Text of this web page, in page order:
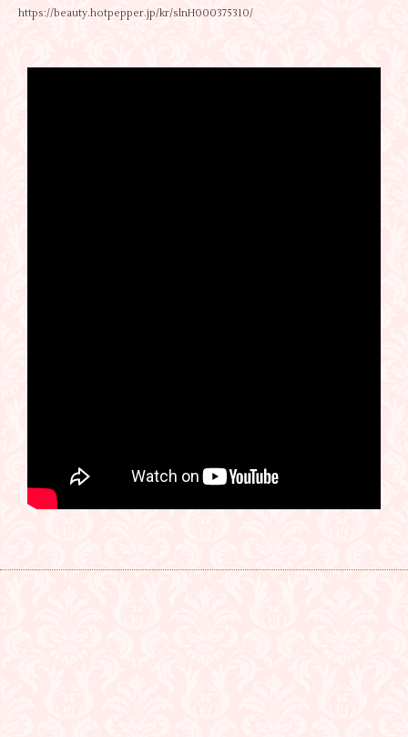
https://beauty.hotpepper.jp/kr/slnH000375310/